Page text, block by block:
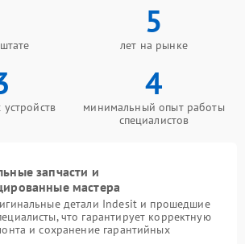
5
лет на рынке
4
минимальный опыт работы
специалистов
запчасти и
мастера
детали Indesit и прошедшие
что гарантирует корректную
и сохранение гарантийных